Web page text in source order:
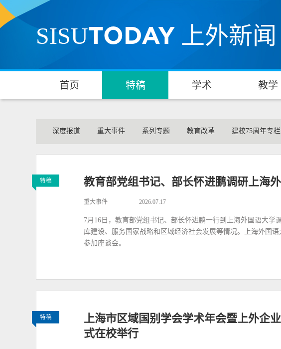
SISUTODAY 上外新闻
首页 特稿 学术 教学
深度报道 重大事件 系列专题 教育改革 建校75周年专栏
特稿 教育部党组书记、部长怀进鹏调研上海
重大事件 2026.07.17
7月16日，教育部党组书记、部长怀进鹏一行到上海外国语大学
库建设、服务国家战略和区域经济社会发展等情况。上海外国
参加座谈会。
特稿
上海市区域国别学会学术年会暨上外企
式在校举行